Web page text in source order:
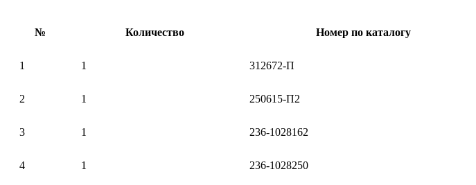
№ Количество Номер по каталогу
1 1 312672-П
2 1 250615-П2
3 1 236-1028162
4 1 236-1028250